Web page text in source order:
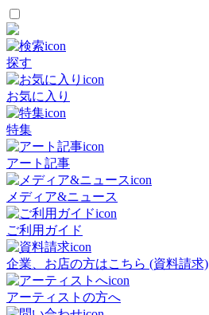
探す
お気に入り
特集
アート記事
メディア&ニュース
ご利用ガイド
企業、お店の方はこちら (資料請求)
アーティストの方へ